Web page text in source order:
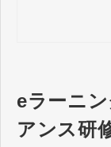
eラーニ
アンス研